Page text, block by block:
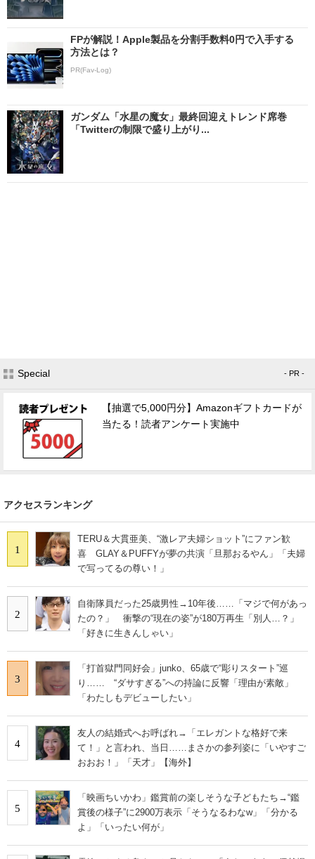
FPが解説！Apple製品を分割手数料0円で入手する
方法とは？
PR(Fav-Log)
ガンダム「水星の魔女」最終回迎えトレンド席巻
「Twitterの制限で盛り上がり...
Special - PR -
【抽選で5,000円分】Amazonギフトカードが
当たる！読者アンケート実施中
アクセスランキング
1
TERU＆大貫亜美、“激レア夫婦ショット”にファン歓
喜 GLAY＆PUFFYが夢の共演「旦那おるやん」「夫婦
で写ってるの尊い！」
2
自衛隊員だった25歳男性→10年後……「マジで何があっ
たの？」 衝撃の“現在の姿”が180万再生「別人…？」
「好きに生きんしゃい」
3
「打首獄門同好会」junko、65歳で“彫りスタート”巡
り…… “ダサすぎる”への持論に反響「理由が素敵」
「わたしもデビューしたい」
4
友人の結婚式へお呼ばれ→「エレガントな格好で来
て！」と言われ、当日……まさかの参列姿に「いやすご
おおお！」「天才」【海外】
5
「映画ちいかわ」鑑賞前の楽しそうな子どもたち→“鑑
賞後の様子”に2900万表示「そうなるわなw」「分かる
よ」「いったい何が」